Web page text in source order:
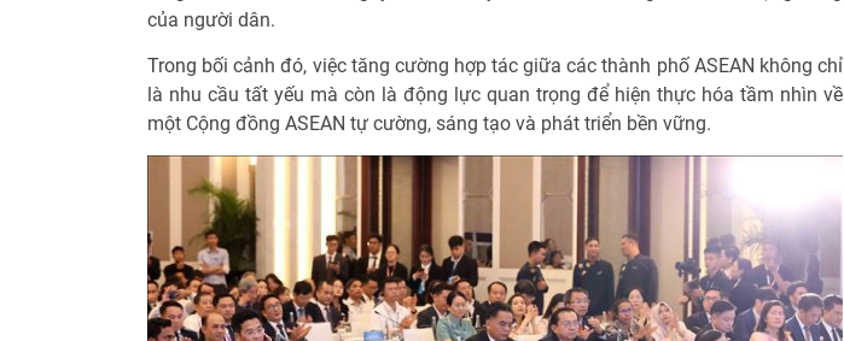
của người dân.
Trong bối cảnh đó, việc tăng cường hợp tác giữa các thành phố ASEAN không chỉ
là nhu cầu tất yếu mà còn là động lực quan trọng để hiện thực hóa tầm nhìn về
một Cộng đồng ASEAN tự cường, sáng tạo và phát triển bền vững.